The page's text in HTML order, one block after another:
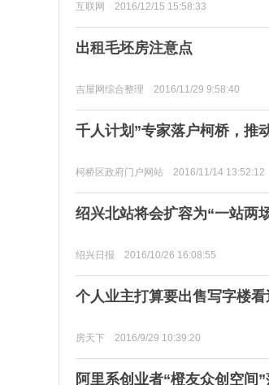
互联网 2016/12/15 15:58:33
出租毛坯房注意点
吉屋网综合整理 2016/11/29 9:58:40
千人计划”专家落户柯桥，推
柯桥区政府门户网站 2016/11/14 13:52:12
绍兴北站将会扩容为“一站两
绍兴日报 2016/10/26 16:08:55
个人业主打算要出售写字楼
房天下 2016/9/29 10:39:20
阿里系创业者“橙友众创空间